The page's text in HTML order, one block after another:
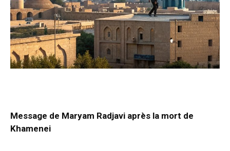
Message de Maryam Radjavi après la mort de
Khamenei